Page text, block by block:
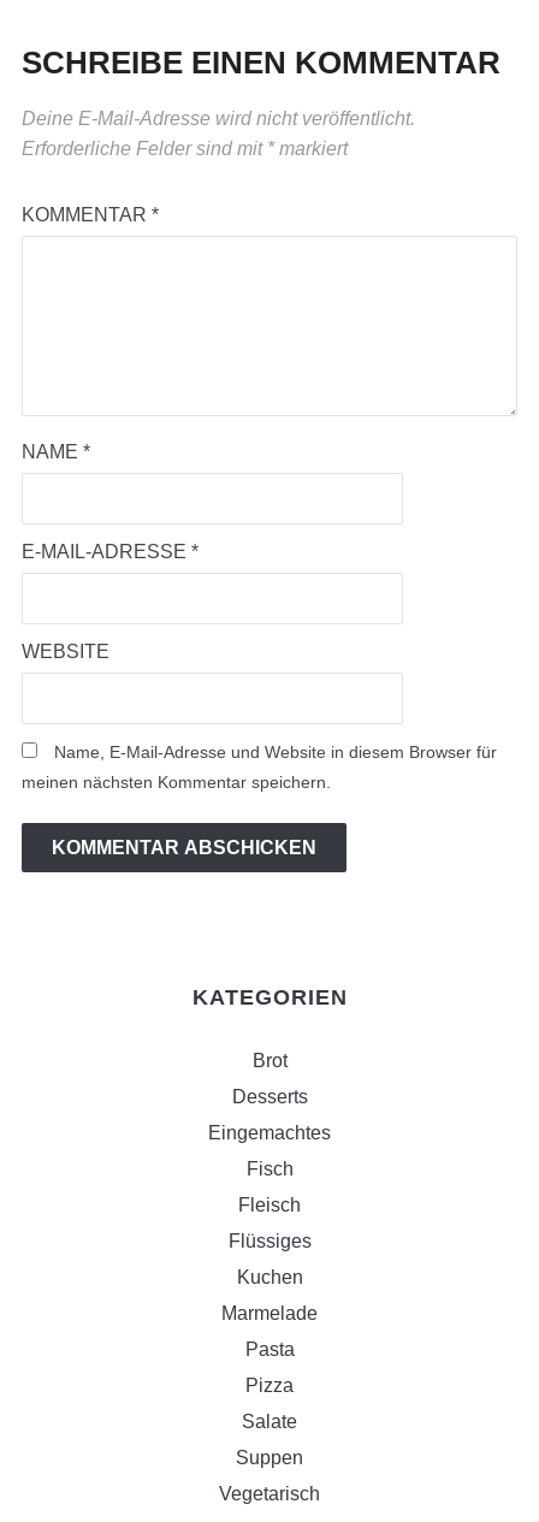
SCHREIBE EINEN KOMMENTAR
Deine E-Mail-Adresse wird nicht veröffentlicht.
Erforderliche Felder sind mit *markiert
KOMMENTAR *
NAME *
E-MAIL-ADRESSE *
WEBSITE
Name, E-Mail-Adresse und Website in diesem Browser für
meinen nächsten Kommentar speichern.
KATEGORIEN
Brot
Desserts
Eingemachtes
Fisch
Fleisch
Flüssiges
Kuchen
Marmelade
Pasta
Pizza
Salate
Suppen
Vegetarisch